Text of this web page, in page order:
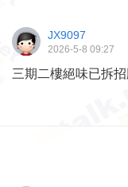
JX9097
2026-5-8 09:27
三期二樓絕味已拆